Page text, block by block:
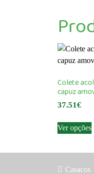
Colete
capuz
37.51€
Ver opções
Casacos